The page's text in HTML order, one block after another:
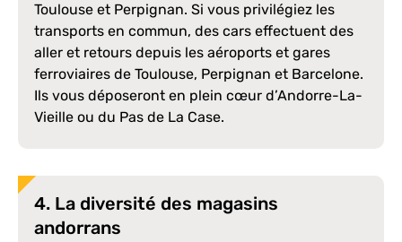
Toulouse et Perpignan. Si vous privilégiez les
transports en commun, des cars effectuent des
aller et retours depuis les aéroports et gares
ferroviaires de Toulouse, Perpignan et Barcelone.
Ils vous déposeront en plein cœur d’Andorre-La-
Vieille ou du Pas de La Case.
4. La diversité des magasins
andorrans